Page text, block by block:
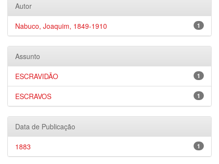
Autor
1
Nabuco, Joaquim, 1849-1910
Assunto
1
ESCRAVIDÃO
1
ESCRAVOS
Data de Publicação
1
1883